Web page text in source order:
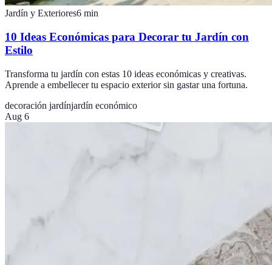
Jardín y Exteriores6 min
10 Ideas Económicas para Decorar tu Jardín con
Estilo
Transforma tu jardín con estas 10 ideas económicas y creativas.
Aprende a embellecer tu espacio exterior sin gastar una fortuna.
decoración jardínjardín económico
Aug 6